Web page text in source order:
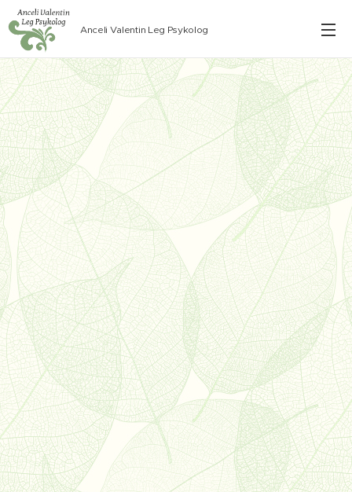
Anceli Valentin Leg Psykolog